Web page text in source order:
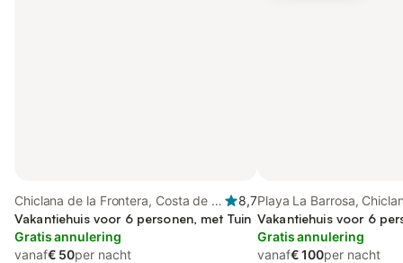
Chiclana de la Frontera, Costa de la
Luz
8,7
Vakantiehuis voor 6 personen, met Tuin
Gratis annulering
vanaf€ 50per nacht
Playa La Barrosa,
Frontera
Vakantiehuis voor 6
Gratis annulering
vanaf€ 100per nacht